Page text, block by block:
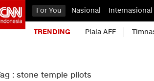
For You Nasional Internasional
TRENDING Piala AFF
: stone temple pilots